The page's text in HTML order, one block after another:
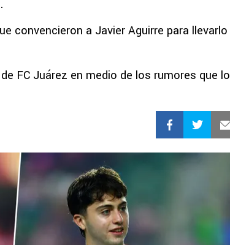
convencieron a Javier Aguirre para llevarlo
FC Juárez en medio de los rumores que lo